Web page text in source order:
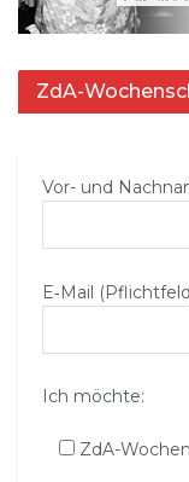
ZdA-
Vor- und
E‑Mail
Ich möchte:
ZdA-